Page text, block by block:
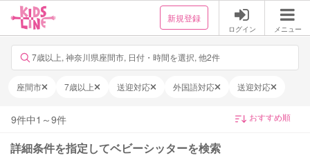
新規登録
ログイン メニュー
7歳以上, 神奈川県座間市, 日付・時間を選択, 他2件
座間市 7歳以上 送迎対応 外国語対応 送迎対応
9件中1 ～9件
詳細条件を指定してベビーシッターを検索